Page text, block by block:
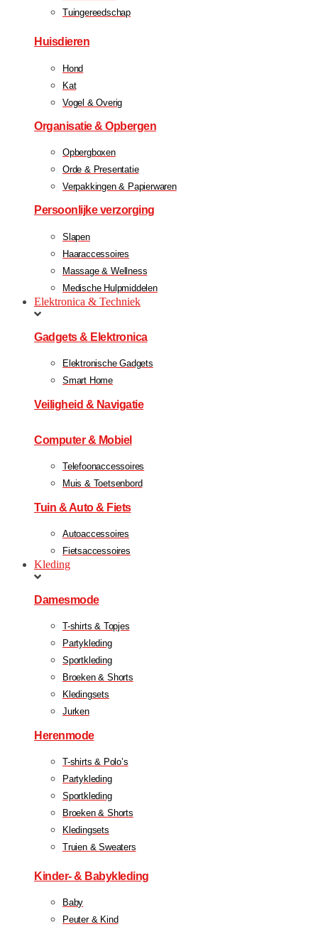
Tuingereedschap
Huisdieren
Hond
Kat
Vogel & Overig
Organisatie & Opbergen
Opbergboxen
Orde & Presentatie
Verpakkingen & Papierwaren
Persoonlijke verzorging
Slapen
Haaraccessoires
Massage & Wellness
Medische Hulpmiddelen
Elektronica & Techniek
Gadgets & Elektronica
Elektronische Gadgets
Smart Home
Veiligheid & Navigatie
Computer & Mobiel
Telefoonaccessoires
Muis & Toetsenbord
Tuin & Auto & Fiets
Autoaccessoires
Fietsaccessoires
Kleding
Damesmode
T-shirts & Topjes
Partykleding
Sportkleding
Broeken & Shorts
Kledingsets
Jurken
Herenmode
T-shirts & Polo’s
Partykleding
Sportkleding
Broeken & Shorts
Kledingsets
Truien & Sweaters
Kinder- & Babykleding
Baby
Peuter & Kind